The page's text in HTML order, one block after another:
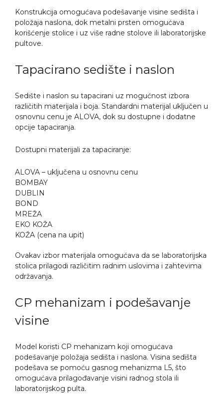
Konstrukcija omogućava podešavanje visine sedišta i
položaja naslona, dok metalni prsten omogućava
korišćenje stolice i uz više radne stolove ili laboratorijske
pultove.
Tapacirano sedište i naslon
Sedište i naslon su tapacirani uz mogućnost izbora
različitih materijala i boja. Standardni materijal uključen u
osnovnu cenu je ALOVA, dok su dostupne i dodatne
opcije tapaciranja.
Dostupni materijali za tapaciranje:
ALOVA – uključena u osnovnu cenu
BOMBAY
DUBLIN
BOND
MREŽA
EKO KOŽA
KOŽA (cena na upit)
Ovakav izbor materijala omogućava da se laboratorijska
stolica prilagodi različitim radnim uslovima i zahtevima
održavanja.
CP mehanizam i podešavanje
visine
Model koristi CP mehanizam koji omogućava
podešavanje položaja sedišta i naslona. Visina sedišta
podešava se pomoću gasnog mehanizma L5, što
omogućava prilagođavanje visini radnog stola ili
laboratorijskog pulta.